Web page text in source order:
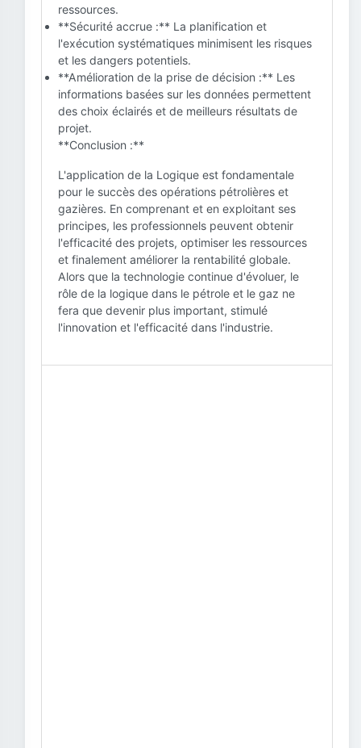
ressources.
**Sécurité accrue :** La planification et
l'exécution systématiques minimisent les risques
et les dangers potentiels.
**Amélioration de la prise de décision :** Les
informations basées sur les données permettent
des choix éclairés et de meilleurs résultats de
projet.
**Conclusion :**
L'application de la Logique est fondamentale
pour le succès des opérations pétrolières et
gazières. En comprenant et en exploitant ses
principes, les professionnels peuvent obtenir
l'efficacité des projets, optimiser les ressources
et finalement améliorer la rentabilité globale.
Alors que la technologie continue d'évoluer, le
rôle de la logique dans le pétrole et le gaz ne
fera que devenir plus important, stimulé
l'innovation et l'efficacité dans l'industrie.